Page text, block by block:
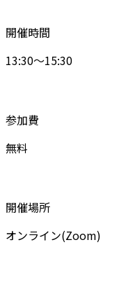
開催時間
13:30～15:30
参加費
無料
開催場所
オンライン(Zoom)